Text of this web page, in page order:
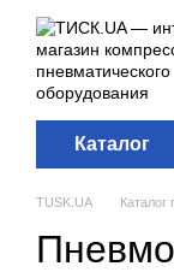
Перейти к
Каталог
TUSK.UA Каталог